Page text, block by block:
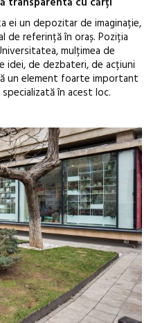
ei un depozitar de imaginație,
de referință în oraș. Poziția
mulțimea de
de dezbateri, de acțiuni
un element foarte important
în acest loc.